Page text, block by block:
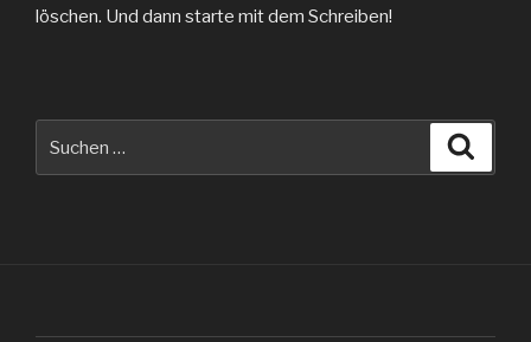
löschen. Und dann starte mit dem Schreiben!
nach: